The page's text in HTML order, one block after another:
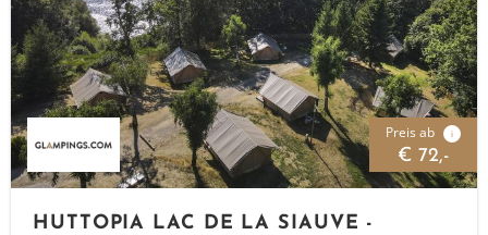
Preis ab i
€ 72,-
HUTTOPIA LAC DE LA SIAUVE -